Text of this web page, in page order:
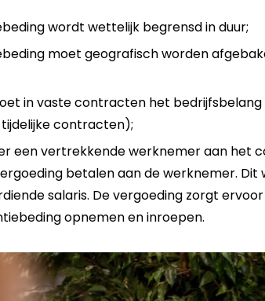
wordt wettelijk begrensd in duur;
moet geografisch worden
in vaste contracten het
contracten);
een vertrekkende werknemer aan het
betalen aan de werknemer.
salaris. De vergoeding zorgt
opnemen en inroepen.